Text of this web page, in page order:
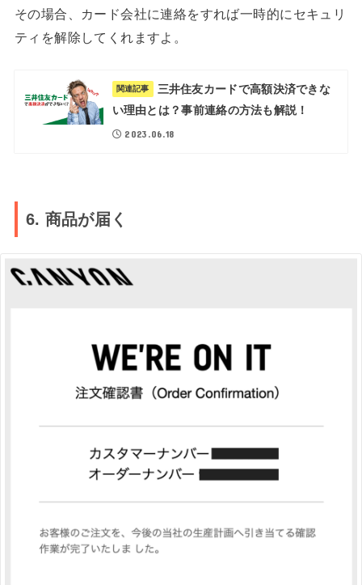
その場合、カード会社に連絡をすれば一時的にセキュリ
ティを解除してくれますよ。
関連記事
三井住友カードで高額決済できな
い理由とは？事前連絡の方法も解説！
2023.06.18
6. 商品が届く